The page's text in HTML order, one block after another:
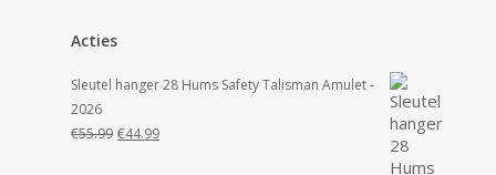
Acties
Sleutel hanger 28 Hums Safety Talisman Amulet -
2026
€55.99 Oorspronkelijke
€44.99Huidige